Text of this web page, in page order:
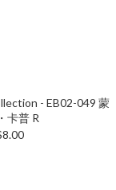
- EB02-049 蒙
卡普 R